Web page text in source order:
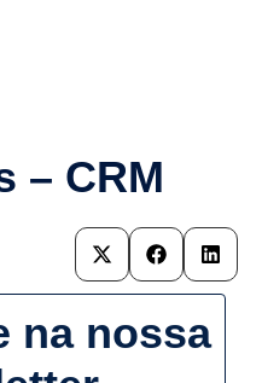
– CRM
na nossa